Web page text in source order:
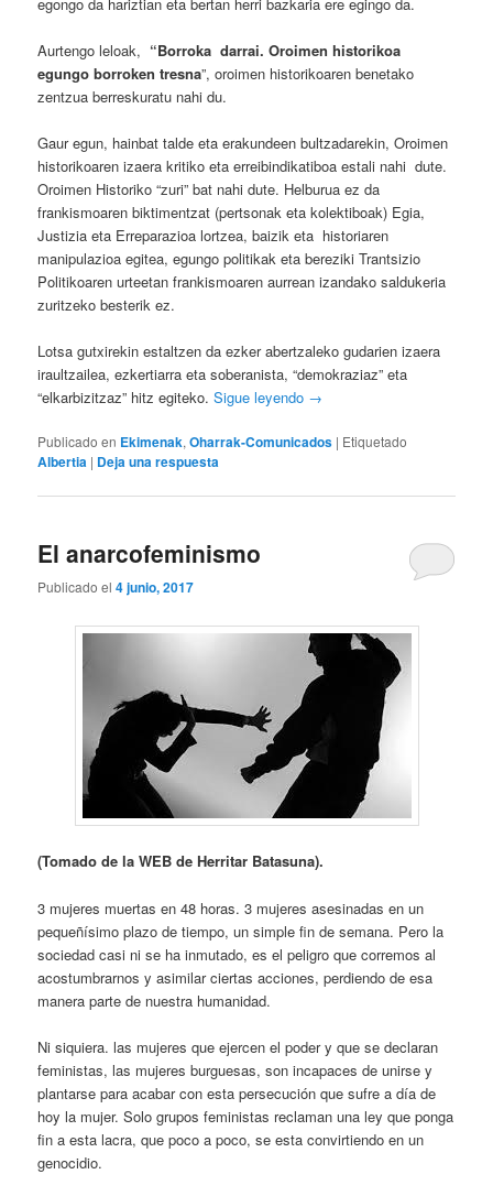
Aurtengo leloak, “Borroka darrai. Oroimen historikoa
egungo borroken tresna”, oroimen historikoaren benetako
zentzua berreskuratu nahi du.
Gaur egun, hainbat talde eta erakundeen bultzadarekin, Oroimen
historikoaren izaera kritiko eta erreibindikatiboa estali nahi dute.
Oroimen Historiko “zuri” bat nahi dute. Helburua ez da
frankismoaren biktimentzat (pertsonak eta kolektiboak) Egia,
Justizia eta Erreparazioa lortzea, baizik eta historiaren
manipulazioa egitea, egungo politikak eta bereziki Trantsizio
Politikoaren urteetan frankismoaren aurrean izandako saldukeria
zuritzeko besterik ez.
Lotsa gutxirekin estaltzen da ezker abertzaleko gudarien izaera
iraultzailea, ezkertiarra eta soberanista, “demokraziaz” eta
“elkarbizitzaz” hitz egiteko.Sigue leyendo →
Publicado en Ekimenak,Oharrak-Comunicados | Etiquetado
Albertia | Deja una respuesta
El anarcofeminismo
Publicado el4 junio, 2017
(Tomado de la WEB de Herritar Batasuna).
3 mujeres muertas en 48 horas. 3 mujeres asesinadas en un
pequeñísimo plazo de tiempo, un simple fin de semana. Pero la
sociedad casi ni se ha inmutado, es el peligro que corremos al
acostumbrarnos y asimilar ciertas acciones, perdiendo de esa
manera parte de nuestra humanidad.
Ni siquiera. las mujeres que ejercen el poder y que se declaran
feministas, las mujeres burguesas, son incapaces de unirse y
plantarse para acabar con esta persecución que sufre a día de
hoy la mujer. Solo grupos feministas reclaman una ley que ponga
fin a esta lacra, que poco a poco, se esta convirtiendo en un
genocidio.